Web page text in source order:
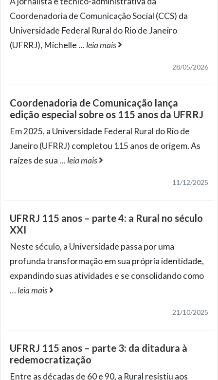
Coordenadoria de Comunicação Social (CCS) da
Universidade Federal Rural do Rio de Janeiro
(UFRRJ), Michelle … leia mais
28/05/2026
Coordenadoria de Comunicação lança
edição especial sobre os 115 anos da UFRRJ
Em 2025, a Universidade Federal Rural do Rio de
Janeiro (UFRRJ) completou 115 anos de origem. As
raízes de sua … leia mais
11/12/2025
UFRRJ 115 anos – parte 4: a Rural no século
XXI
Neste século, a Universidade passa por uma
profunda transformação em sua própria identidade,
expandindo suas atividades e se consolidando como
… leia mais
21/10/2025
UFRRJ 115 anos – parte 3: da ditadura à
redemocratização
Entre as décadas de 60 e 90, a Rural resistiu aos